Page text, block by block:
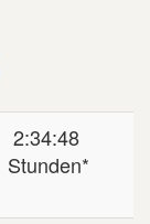
2:34:48
Stunden*